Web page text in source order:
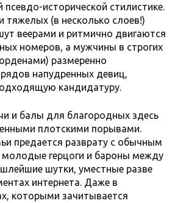
исторической стилистике.
(в несколько слоев!)
веерами и ритмично двигаются
номеров, а мужчины в строгих
размеренно
напудренных девиц,
кандидатуру.
и балы для благородных здесь
плотскими порывами.
предается разврату с обычным
герцоги и бароны между
шутки, уместные разве
интернета. Даже в
которыми зачитывается